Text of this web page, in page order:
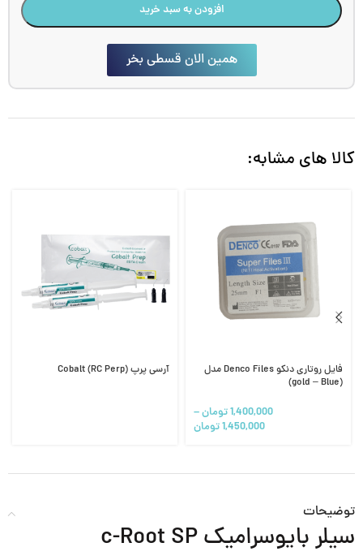
افزودن به سبد خرید
همین الان قسطی بخر
کالا های مشابه:
فایل روتاری دنکو Denco Files مدل
(gold – Blue)
1,400,000تومان–
1,450,000تومان
آرسی پرپ Cobalt (RC Perp)
توضیحات
سیلر بایوسرامیک c-Root SP